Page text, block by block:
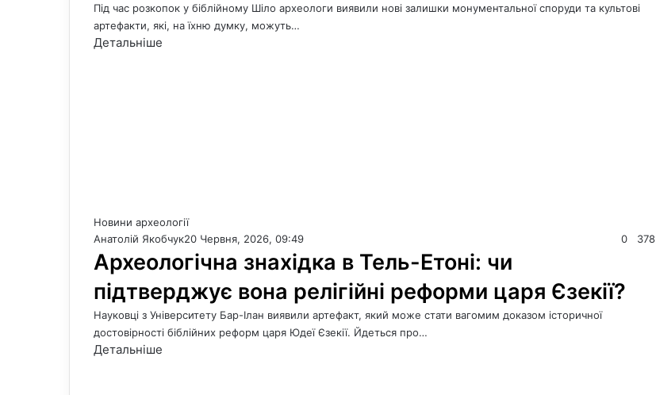
Під час розкопок у біблійному Шіло археологи виявили нові залишки монументальної споруди та культові
артефакти, які, на їхню думку, можуть…
Детальніше
Новини археології
Анатолій Якобчук20 Червня, 2026, 09:49 0 378
Археологічна знахідка в Тель-Етоні: чи
підтверджує вона релігійні реформи царя Єзекії?
Науковці з Університету Бар-Ілан виявили артефакт, який може стати вагомим доказом історичної
достовірності біблійних реформ царя Юдеї Єзекії. Йдеться про…
Детальніше